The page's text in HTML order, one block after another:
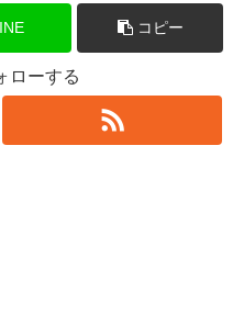
コピー
ローする